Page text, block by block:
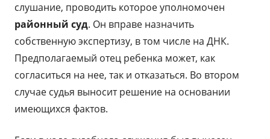
слушание, проводить которое уполномочен
районный суд. Он вправе назначить
собственную экспертизу, в том числе на ДНК.
Предполагаемый отец ребенка может, как
согласиться на нее, так и отказаться. Во втором
случае судья выносит решение на основании
имеющихся фактов.